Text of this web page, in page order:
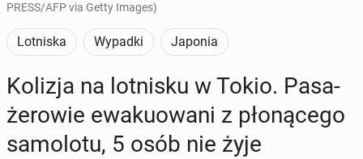
PRESS/AFP via Getty Images)
Lotniska Wypadki Japonia
Kolizja na lot­ni­sku w Tokio. Pa­sa­
że­ro­wie ewa­ku­owa­ni z pło­ną­ce­go
sa­mo­lo­tu, 5 osób nie żyje